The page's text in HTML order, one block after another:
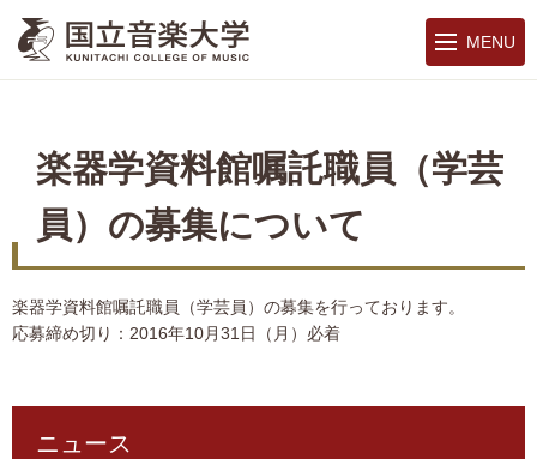
MENU
楽器学資料館嘱託職員（学芸
員）の募集について
楽器学資料館嘱託職員（学芸員）の募集を行っております。
応募締め切り：2016年10月31日（月）必着
ニュース